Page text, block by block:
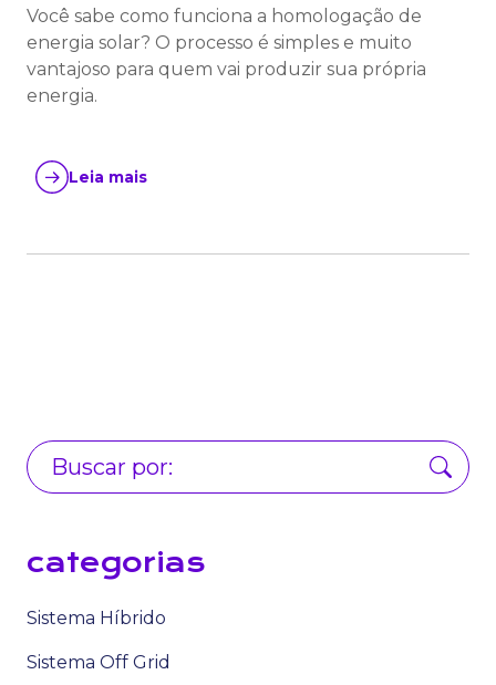
Você sabe como funciona a homologação de
energia solar? O processo é simples e muito
vantajoso para quem vai produzir sua própria
energia.
Leia mais
categorias
Sistema Híbrido
Sistema Off Grid